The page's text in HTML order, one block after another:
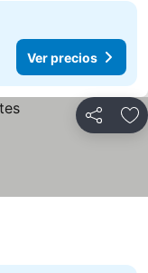
Ver precios
Compartir